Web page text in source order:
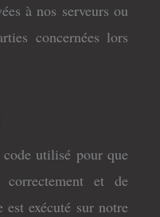
à nos serveurs ou
concernées lors
utilisé pour que
et de
exécuté sur notre